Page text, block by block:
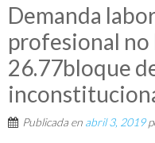
Demanda
profesional no
26.77bloque
Publicada en abril 3, 2019